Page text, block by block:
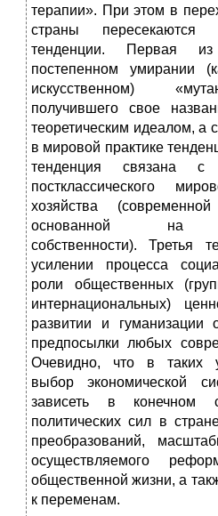
терапии». При этом в
страны пересекаются
тенденции. Первая
постепенном умирании
искусственном)
получившего свое
теоретическим идеалом, а
в мировой практике
тенденция связана с
постклассического
хозяйства
основанной на
собственности). Третья
усилении процесса
роли общественных
интернациональных)
развитии и гуманизации
предпосылки любых
Очевидно, что в таких
выбор экономической
зависеть в конечном
политических сил в
преобразований,
осуществляемого
общественной жизни, а
к переменам.